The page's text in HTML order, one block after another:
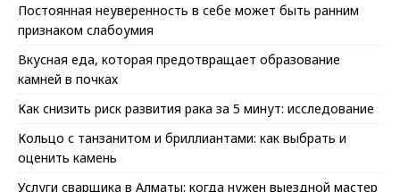
Постоянная неуверенность в себе может быть ранним
признаком слабоумия
Вкусная еда, которая предотвращает образование
камней в почках
Как снизить риск развития рака за 5 минут: исследование
Кольцо с танзанитом и бриллиантами: как выбрать и
оценить камень
Услуги сварщика в Алматы: когда нужен выездной мастер